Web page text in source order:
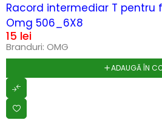
Racord intermediar T pentru
Omg 506_6X8
15 lei
Branduri: OMG
ADAUGĂ ÎN